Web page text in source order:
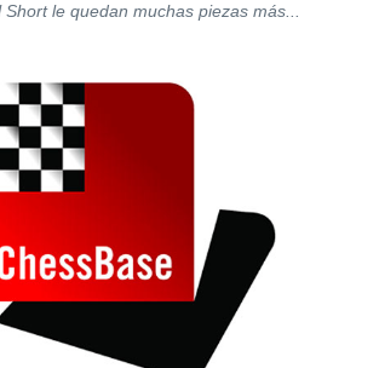
Short le quedan muchas piezas más...